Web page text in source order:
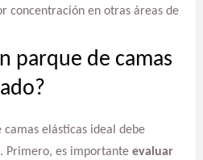
concentración en otras áreas de
parque de camas
elásticas ideal debe
Primero, es importante evaluar